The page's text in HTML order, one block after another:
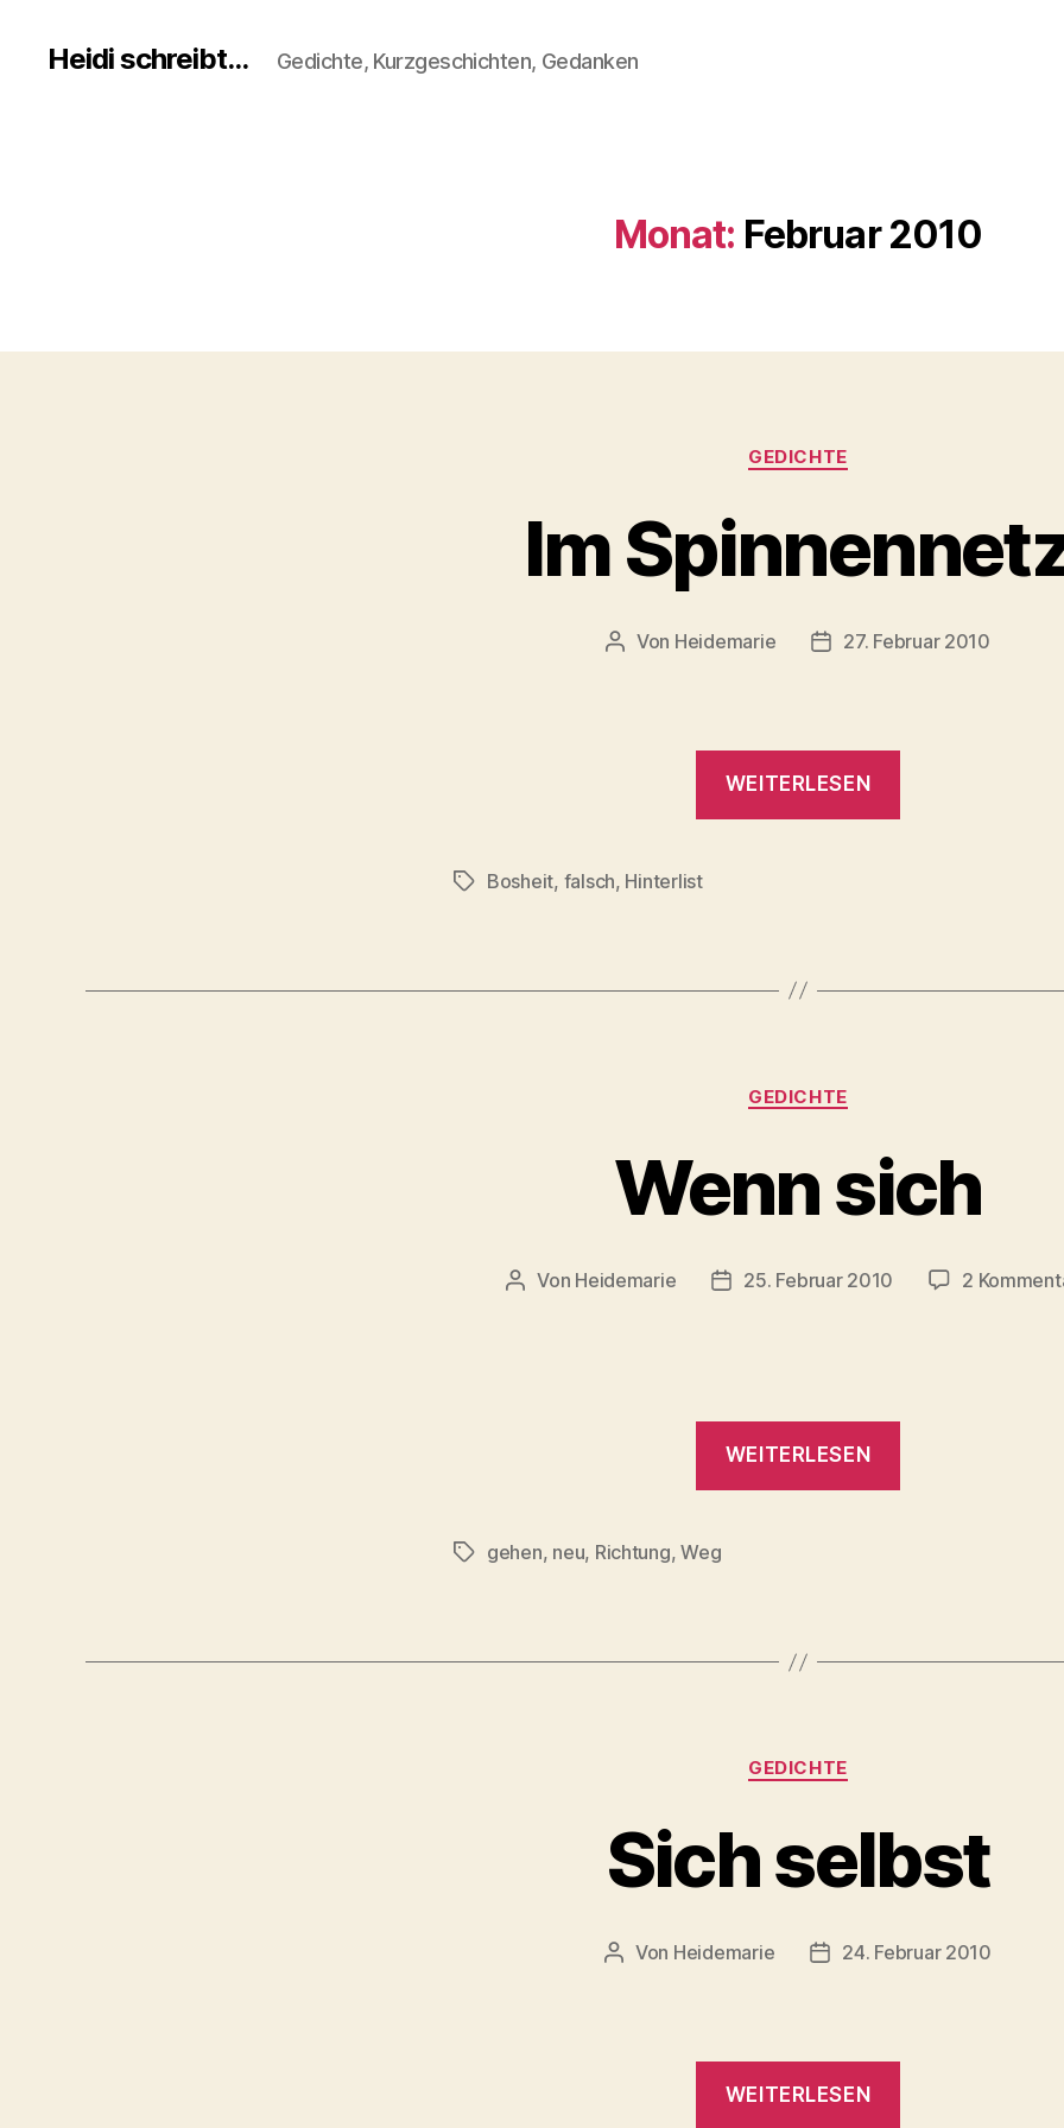
Heidi schreibt... Gedichte, Kurzgeschichten, Gedanken
Monat: Februar 2010
Kategorien
GEDICHTE
Im
Beitragsautor
Von Heidemarie Veröffentlichungsdatum
27. Februar 2010
WEITERLESEN
Schlagwörter
Bosheit, falsch, Hinterlist
Kategorien
GEDICHTE
Wenn sich
Beitragsautor
Von Heidemarie Veröffentlichungsdatum
25. Februar 2010 2
WEITERLESEN
Schlagwörter
gehen, neu, Richtung,Weg
Kategorien
GEDICHTE
Sich selbst
Beitragsautor
Von Heidemarie Veröffentlichungsdatum
24. Februar 2010
WEITERLESEN